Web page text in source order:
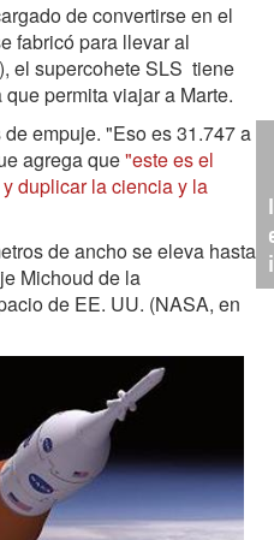
de convertirse en el
fabricó para llevar al
el supercohete SLS tiene
permita viajar a Marte.
empuje. "Eso es 31.747 a
agrega que"este es el
duplicar la ciencia y la
de ancho se eleva hasta
Michoud de la
de EE. UU. (NASA, en